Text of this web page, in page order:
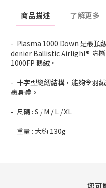
商品描述 了解更多
- Plasma 1000 Down 是最頂
denier Ballistic Airlight® 防撕
1000FP 鵝絨。
- 十字型縫紉結構，能夠令羽
裹身體。
- 尺碼 : S / M / L / XL
- 重量 : 大約 130g
您可